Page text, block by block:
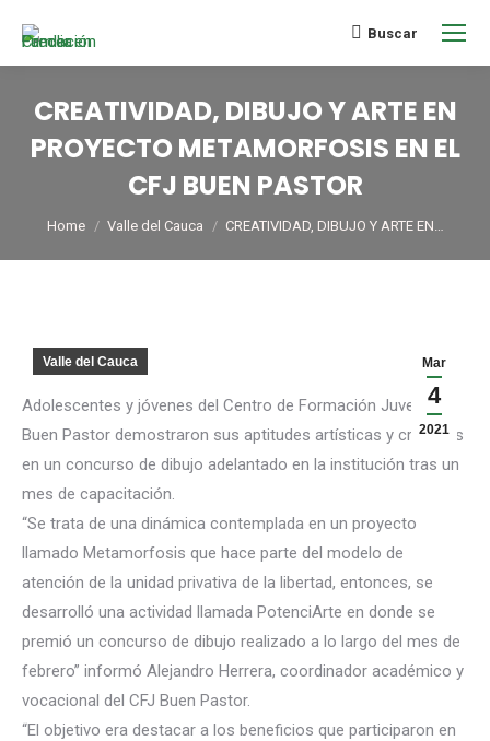
Buscar
CREATIVIDAD, DIBUJO Y ARTE EN
PROYECTO METAMORFOSIS EN EL
CFJ BUEN PASTOR
You are here:
Home Valle del Cauca CREATIVIDAD, DIBUJO Y ARTE EN…
Mar
4
2021
Valle del Cauca
Adolescentes y jóvenes del Centro de Formación Juvenil
Buen Pastor demostraron sus aptitudes artísticas y creativas
en un concurso de dibujo adelantado en la institución tras un
mes de capacitación.
“Se trata de una dinámica contemplada en un proyecto
llamado Metamorfosis que hace parte del modelo de
atención de la unidad privativa de la libertad, entonces, se
desarrolló una actividad llamada PotenciArte en donde se
premió un concurso de dibujo realizado a lo largo del mes de
febrero” informó Alejandro Herrera, coordinador académico y
vocacional del CFJ Buen Pastor.
“El objetivo era destacar a los beneficios que participaron en